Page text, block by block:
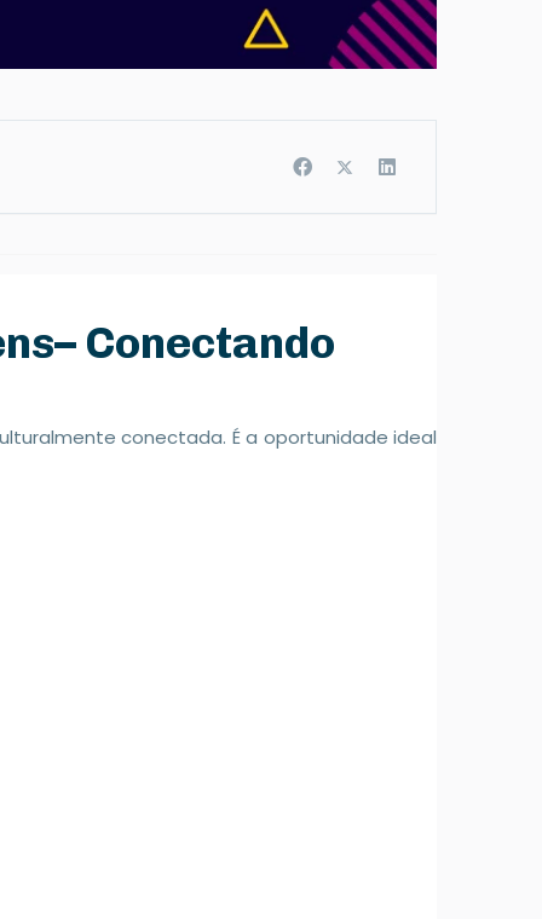
Conectando
conectada. É a oportunidade ideal